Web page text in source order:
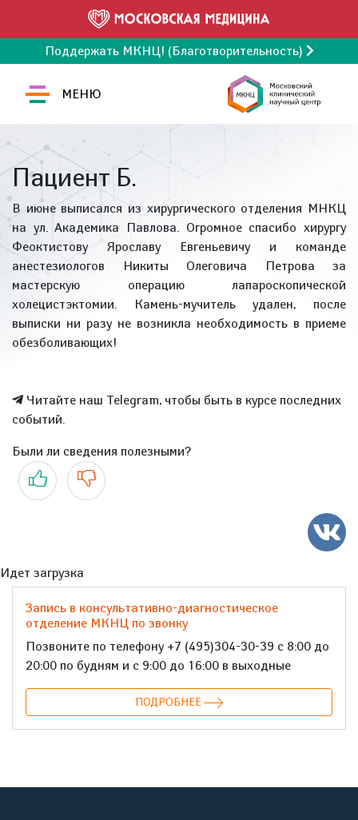
Поддержать МКНЦ! (Благотворительность)
МЕНЮ
Пациент Б.
В июне выписался из хирургического отделения МНКЦ
на ул. Академика Павлова. Огромное спасибо хирургу
Феоктистову Ярославу Евгеньевичу и команде
анестезиологов Никиты Олеговича Петрова за
мастерскую операцию лапароскопической
холецистэктомии. Камень-мучитель удален, после
выписки ни разу не возникла необходимость в приеме
обезболивающих!
Читайте наш Telegram, чтобы быть в курсе последних
событий.
Были ли сведения полезными?
Да Нет
Идет загрузка
Запись в консультативно-диагностическое
отделение МКНЦ по звонку
Позвоните по телефону +7 (495)304-30-39 с 8:00 до
20:00 по будням и с 9:00 до 16:00 в выходные
ПОДРОБНЕЕ